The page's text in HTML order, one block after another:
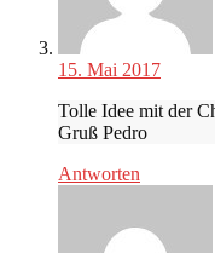
15. Mai 2017
Tolle Idee mit der
Gruß Pedro
Antworten